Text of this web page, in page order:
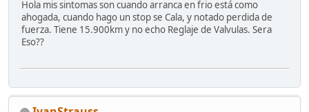
Hola mis sintomas son cuando arranca en frio está como
ahogada, cuando hago un stop se Cala, y notado perdida de
fuerza. Tiene 15.900km y no echo Reglaje de Valvulas. Sera
Eso??